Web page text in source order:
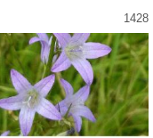
1428